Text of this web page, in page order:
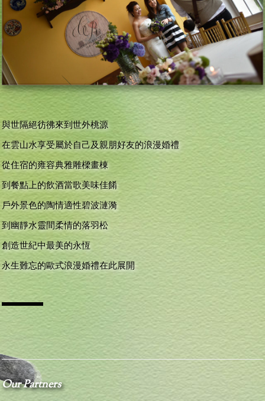
與世隔絕彷彿來到世外桃源
在雲山水享受屬於自己及親朋好友的浪漫婚禮
從住宿的雍容典雅雕樑畫棟
到餐點上的飲酒當歌美味佳餚
戶外景色的陶情適性碧波漣漪
到幽靜水靈間柔情的落羽松
創造世紀中最美的永恆
永生難忘的歐式浪漫婚禮在此展開
Our Partners